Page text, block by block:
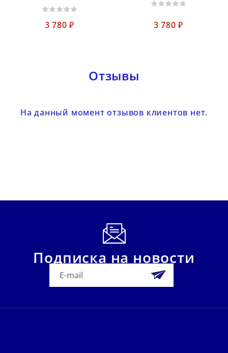
3 780 ₽ 3 780 ₽
Отзывы
На данный момент отзывов клиентов нет.
Подписка на новости